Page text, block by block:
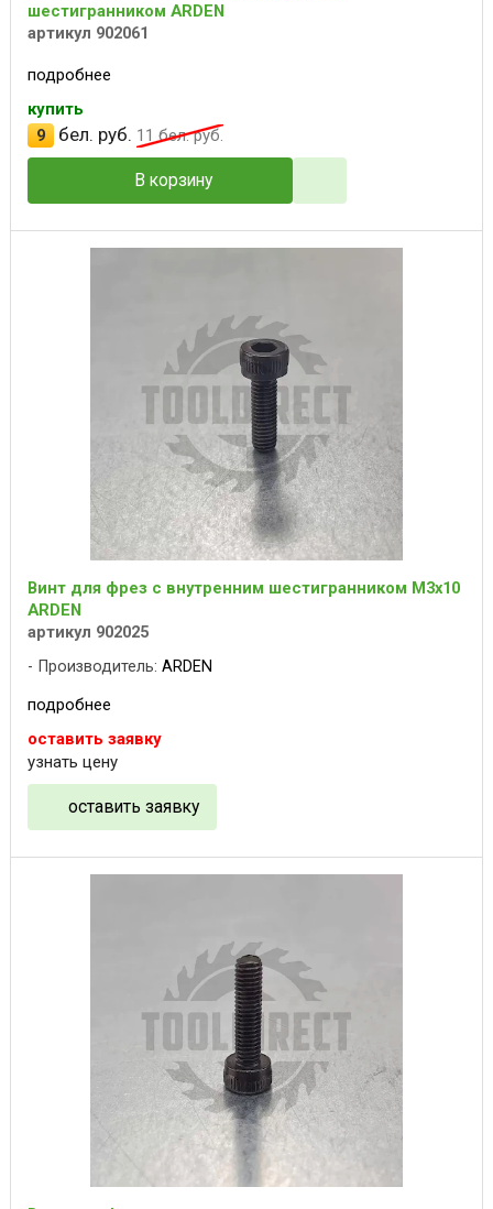
шестигранником ARDEN
артикул 902061
подробнее
купить
9
бел. руб. 11 бел. руб.
В корзину
Винт для фрез с внутренним шестигранником M3x10
ARDEN
артикул 902025
Производитель: ARDEN
подробнее
оставить заявку
узнать цену
оставить заявку